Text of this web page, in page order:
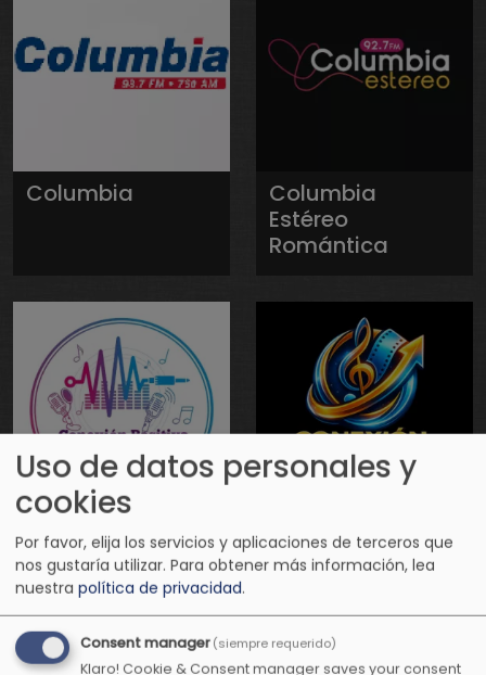
Columbia
Columbia
Estéreo
Romántica
Conexión
Positiva Radio
Conexión
Positiva
Uso de datos personales y
cookies
Por favor, elija los servicios y aplicaciones de terceros que
nos gustaría utilizar. Para obtener más información, lea
nuestra política de privacidad.
Consent manager(siempre requerido)
Klaro! Cookie & Consent manager saves your consent